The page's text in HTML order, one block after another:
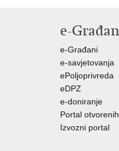
e-
e-Građani
e-savjetovanja
ePoljoprivreda
eDPZ
e-doniranje
Portal
Izvozni portal